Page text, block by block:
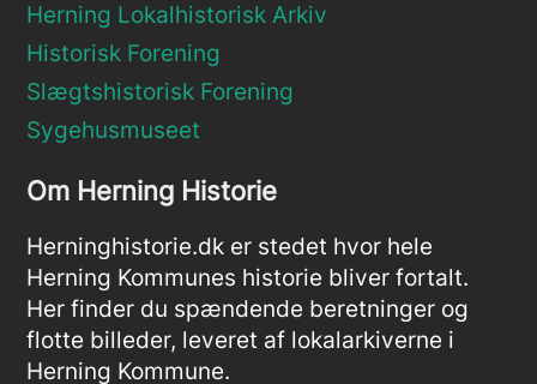
Herning Lokalhistorisk Arkiv
Historisk Forening
Slægtshistorisk Forening
Sygehusmuseet
Om Herning Historie
Herninghistorie.dk er stedet hvor hele
Herning Kommunes historie bliver fortalt.
Her finder du spændende beretninger og
flotte billeder, leveret af lokalarkiverne i
Herning Kommune.